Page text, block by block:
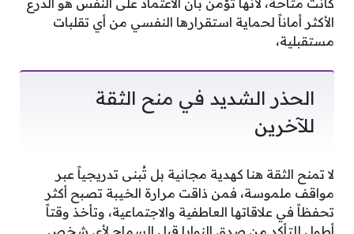
كانت متاحة، لأنها تؤمن بأن الاعتماد على النفس هو الدرع
الأكثر أماناً لحماية استقرارها النفسي من أي تقلبات
مستقبلية،
الحذر الشديد في منح الثقة
للآخرين
لا تمنح الثقة هنا كهدية مجانية بل تُبنى تدريجياً عبر
مواقف ملموسة، فمن ذاقت مرارة الخيبة تصبح أكثر
تحفظاً في علاقاتها العاطفية والاجتماعية، وتأخذ وقتاً